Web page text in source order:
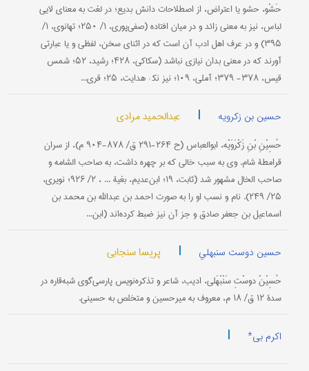
حَشْو، حشو یا اعتراض، از اصطلاحات دانش بدیع؛ در لغت به معنای لایی
لباس، نیز به معنی زائد و در میان افتاده (صفی‌پوری، ۱/ ۲۵۰؛ تهانوی، ۱/
۳۹۵) و در عرف اهل ادب آن است که در اثنای سخن، لفظی و یا عبارتی
آورند که در معنی بدان نیازی نباشد (سکاکی، ۴۲۸؛ رشید، ۵۲؛ شمس
قیس، ۳۷۸- ۳۷۹؛ آملی، ۱۰۹؛ نیز نک‍ : هدایت، ۲۵؛ قری...
حسین بن زکرویه | عبدالحمید مرادی
حُسِیْنِ بْنِ زَکْرَوَیْه، ابوالعباس (ح ۲۶۴-۲۹۱ ق/ ۸۷۸-۹۰۴ م)، از سران
قرامطۀ شام. وی به سبب خالی که بر چهره داشت، به صاحب الشامه و
صاحب الخال مشهور شد (ثابت، ۱۹؛ ابن‌عدیم، بغیة ... ، ۲/ ۹۲۶؛ نویری،
۲۵/ ۲۴۹). نام و نسب او را به صورت احمد بن عبدالله بن محمد بن
اسماعیل بن جعفر صادق و جز آن نیز ضبط کرده‌اند (ابن...
حسین دوست سنبهلي | پریسا سنجابی
حُسِیْنْ دوسْتِ سَنْبْهَلی، ادیب، شاعر و تذکره‌نویس پارسی‌گوی شبه‌قاره در
سدۀ ۱۲ ق/ ۱۸ م، معروف به میرحسین و متخلص به حسینی.
اکرم بی* |